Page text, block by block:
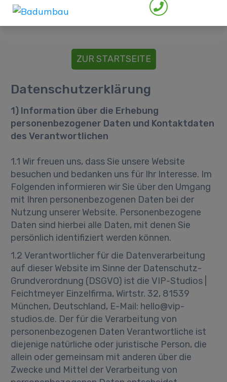
ZUR STARTSEITE
Datenschutzerklärung
1) Information über die Erhebung
personenbezogener Daten und Kontaktdaten
des Verantwortlichen
1.1 Wir freuen uns, dass Sie unsere Website
besuchen und bedanken uns für Ihr Interesse. Im
Folgenden informieren wir Sie über den Umgang
mit Ihren personenbezogenen Daten bei der
Nutzung unserer Website. Personenbezogene
Daten sind hierbei alle Daten, mit denen Sie
persönlich identifiziert werden können.
1.2 Verantwortlicher für die Datenverarbeitung
auf dieser Website im Sinne der Datenschutz-
Grundverordnung (DSGVO) ist die VIP-Studios |
Feichtmeyer Einzelfirma, Wirtstr. 32, 81539
München, Deutschland, E-Mail: hello@vip-
studios.de. Der für die Verarbeitung von
personenbezogenen Daten Verantwortliche ist
diejenige natürliche oder juristische Person, die
allein oder gemeinsam mit anderen über die
Zwecke und Mittel der Verarbeitung von